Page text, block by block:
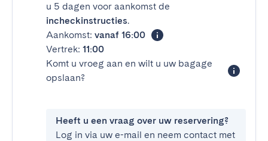
u 5 dagen voor aankomst de
incheckinstructies.
Aankomst: vanaf 16:00
Vertrek: 11:00
Komt u vroeg aan en wilt u uw bagage
opslaan?
Heeft u een vraag over uw reservering?
Log in via uw e-mail en neem contact met